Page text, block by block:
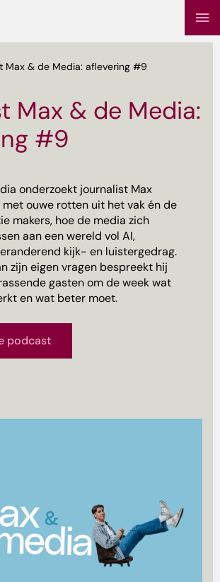
Max & de Media: aflevering #9
Max & de Media:
#9
onderzoekt journalist Max
met ouwe rotten uit het vak én de
makers, hoe de media zich
aan een wereld vol AI,
kijk- en luistergedrag.
zijn eigen vragen bespreekt hij
gasten om de week wat
en wat beter moet.
podcast